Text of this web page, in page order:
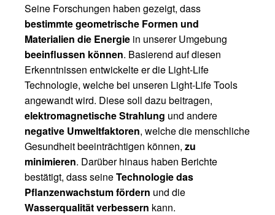
Seine Forschungen haben gezeigt, dass
bestimmte geometrische Formen und
Materialien die Energie in unserer Umgebung
beeinflussen können. Basierend auf diesen
Erkenntnissen entwickelte er die Light-Life
Technologie, welche bei unseren Light-Life Tools
angewandt wird. Diese soll dazu beitragen,
elektromagnetische Strahlung und andere
negative Umweltfaktoren, welche die menschliche
Gesundheit beeinträchtigen können, zu
minimieren. Darüber hinaus haben Berichte
bestätigt, dass seineTechnologie das
Pflanzenwachstum fördern und die
Wasserqualität verbessern kann.